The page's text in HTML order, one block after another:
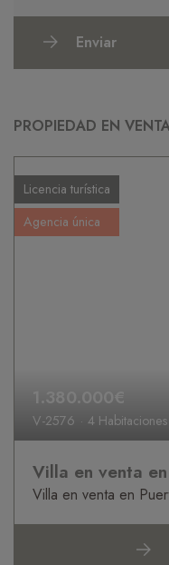
Enviar
PROPIEDAD EN
Licencia turística
Agencia única
1.380.000€
V-2576 4 Habitaciones
Villa en venta
Villa en venta en